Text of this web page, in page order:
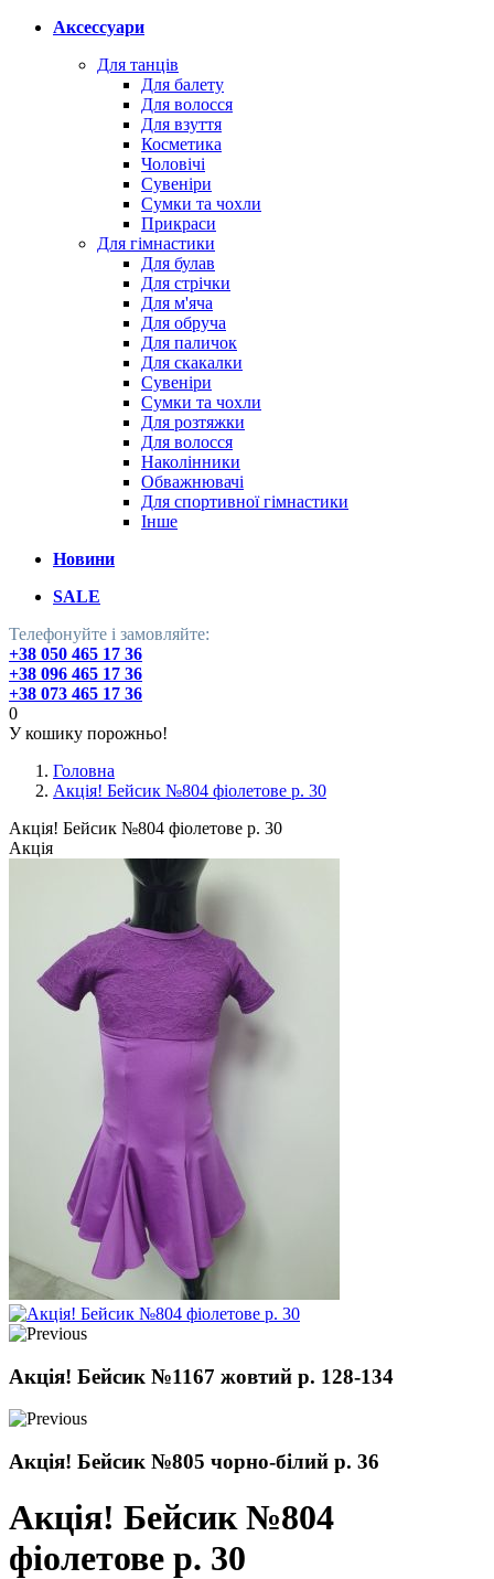
Аксессуари
Для танців
Для балету
Для волосся
Для взуття
Косметика
Чоловічі
Сувеніри
Сумки та чохли
Прикраси
Для гімнастики
Для булав
Для стрічки
Для м'яча
Для обруча
Для паличок
Для скакалки
Сувеніри
Сумки та чохли
Для розтяжки
Для волосся
Наколінники
Обважнювачі
Для спортивної гімнастики
Інше
Новини
SALE
Телефонуйте і замовляйте:
+38 050 465 17 36
+38 096 465 17 36
+38 073 465 17 36
0
У кошику порожньо!
Головна
Акція! Бейсик №804 фіолетове р. 30
Акція! Бейсик №804 фіолетове р. 30
Акція
Акція! Бейсик №1167 жовтий р. 128-134
Акція! Бейсик №805 чорно-білий р. 36
Акція! Бейсик №804
фіолетове р. 30